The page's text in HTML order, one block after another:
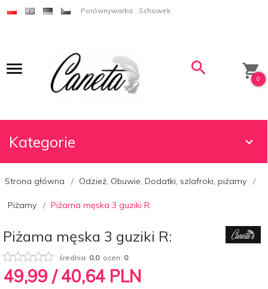
Porównywarka Schowek
0
Kategorie
Strona główna Odzież, Obuwie, Dodatki, szlafroki, piżamy
Piżamy Piżama męska 3 guziki R:
Piżama męska 3 guziki R:
średnia: 0.0ocen: 0
49,99 / 40,64 PLN